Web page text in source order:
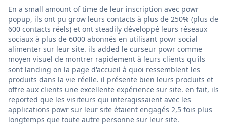
En a small amount of time de leur inscription avec powr
popup, ils ont pu grow leurs contacts à plus de 250% (plus de
600 contacts réels) et ont steadily développé leurs réseaux
sociaux à plus de 6000 abonnés en utilisant powr social
alimenter sur leur site. ils added le curseur powr comme
moyen visuel de montrer rapidement à leurs clients qu'ils
sont landing on la page d'accueil à quoi ressemblent les
produits dans la vie réelle. il présente bien leurs produits et
offre aux clients une excellente expérience sur site. en fait, ils
reported que les visiteurs qui interagissaient avec les
applications powr sur leur site étaient engagés 2,5 fois plus
longtemps que toute autre personne sur leur site.